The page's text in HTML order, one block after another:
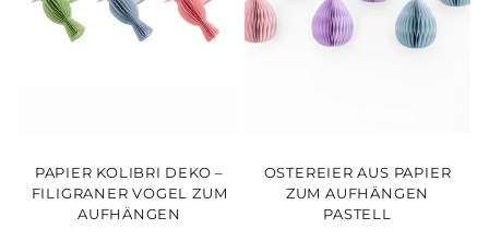
PAPIER KOLIBRI DEKO –
FILIGRANER VOGEL ZUM
AUFHÄNGEN
OSTEREIER AUS PAPIER
ZUM AUFHÄNGEN
PASTELL